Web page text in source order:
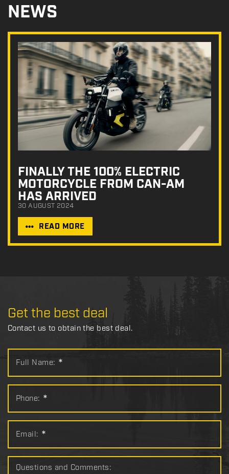
NEWS
FINALLY THE 100% ELECTRIC
MOTORCYCLE FROM CAN-AM
HAS ARRIVED
30 AUGUST 2024
READ MORE
Get the best deal
Contact us to obtain the best deal.
Full Name: *
Phone: *
Email: *
Questions and Comments: